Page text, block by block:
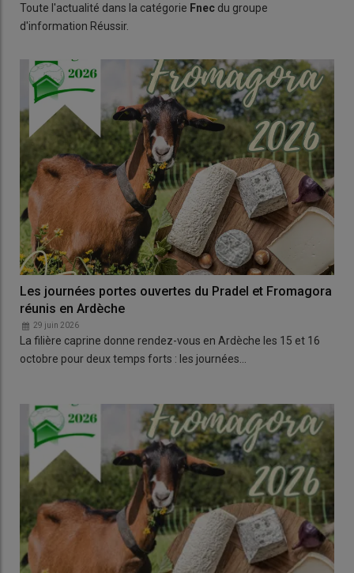
Toute l'actualité dans la catégorie Fnec du groupe
d'information Réussir.
Les journées portes ouvertes du Pradel et Fromagora
réunis en Ardèche
29 juin 2026
La filière caprine donne rendez-vous en Ardèche les 15 et 16
octobre pour deux temps forts : les journées…